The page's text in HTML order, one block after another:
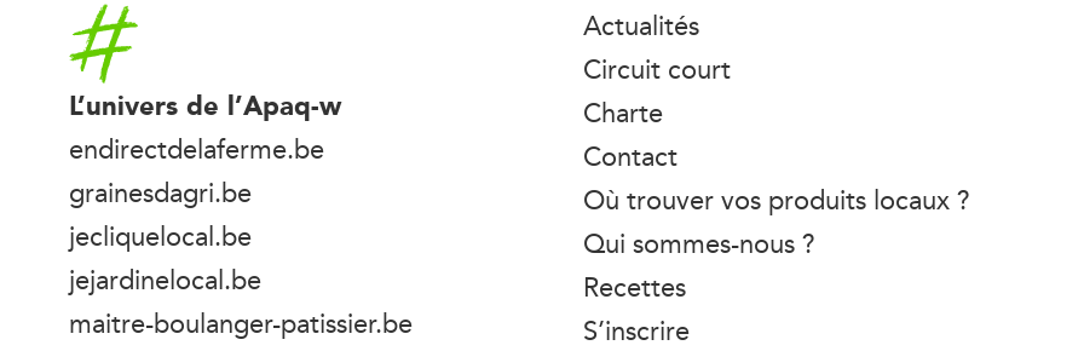
Accueil
L’univers de l’Apaq-w
endirectdelaferme.be
grainesdagri.be
jecliquelocal.be
jejardinelocal.be
maitre-boulanger-patissier.be
Actualités
Circuit court
Charte
Contact
Où trouver vos produits locaux ?
Qui sommes-nous ?
Recettes
S’inscrire